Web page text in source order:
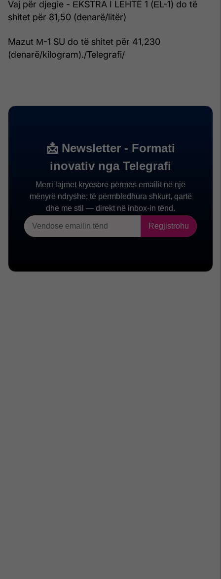
Vaj për djegie - ЕKSTRA I LEHTË 1 (ЕL-1) do të
shitet për 81,50 (denarë/litër)
Mazut М-1 SU do të shitet për 41,230
(denarë/kilogram)./Telegrafi/